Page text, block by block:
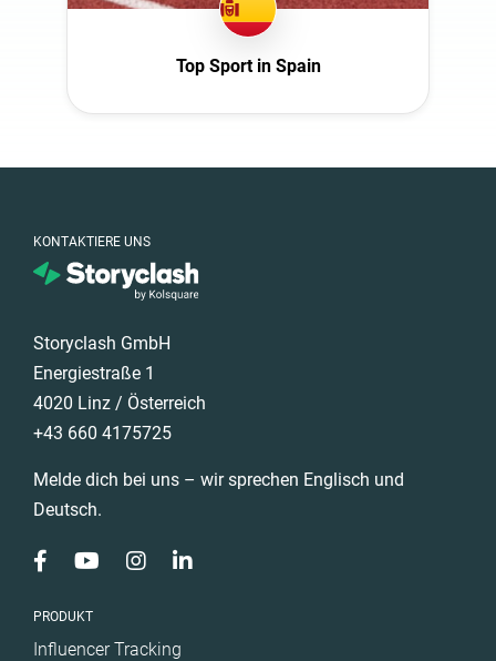
Top Sport in Spain
KONTAKTIERE UNS
Storyclash GmbH
Energiestraße 1
4020 Linz / Österreich
+43 660 4175725
Melde dich bei uns – wir sprechen Englisch und
Deutsch.
PRODUKT
Influencer Tracking